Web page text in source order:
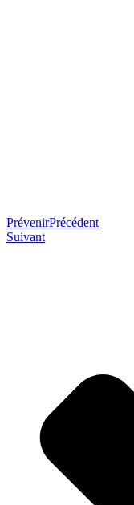
PrévenirPrécédent
Suivant